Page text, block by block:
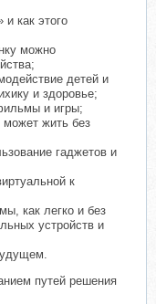
как этого
можно
детей и
и здоровье;
и игры;
может жить без
гаджетов и
к
как легко и без
устройств и
путей решения